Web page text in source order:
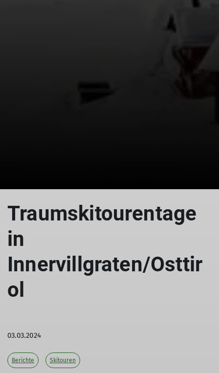
Traumskitourentage
in
Innervillgraten/Osttir
ol
03.03.2024
Berichte Skitouren